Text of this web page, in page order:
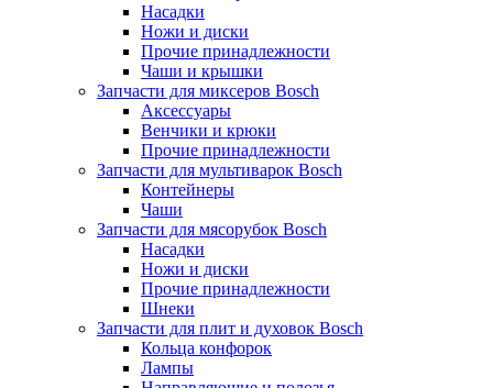
Насадки
Ножи и диски
Прочие принадлежности
Чаши и крышки
Запчасти для миксеров Bosch
Аксессуары
Венчики и крюки
Прочие принадлежности
Запчасти для мультиварок Bosch
Контейнеры
Чаши
Запчасти для мясорубок Bosch
Насадки
Ножи и диски
Прочие принадлежности
Шнеки
Запчасти для плит и духовок Bosch
Кольца конфорок
Лампы